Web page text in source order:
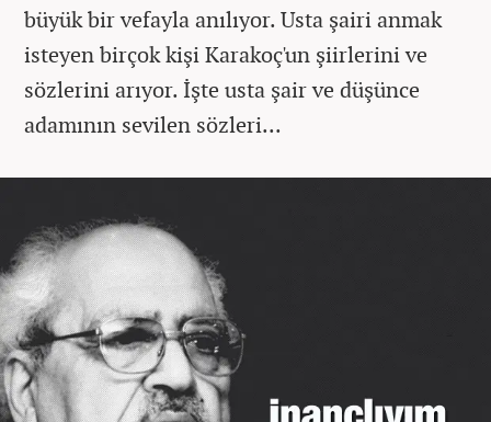
büyük bir vefayla anılıyor. Usta şairi anmak
isteyen birçok kişi Karakoç'un şiirlerini ve
sözlerini arıyor. İşte usta şair ve düşünce
adamının sevilen sözleri...